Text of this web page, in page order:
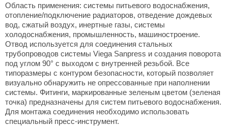
Область применения: системы питьевого водоснабжения,
отопление/подключение радиаторов, отведение дождевых
вод, сжатый воздух, инертные газы, системы
холодоснабжения, промышленность, машиностроение.
Отвод используется для соединения стальных
трубопроводов системы Viega Sanpress и создания поворота
под углом 90° с выходом с внутренней резьбой. Все
типоразмеры с контуром безопасности, который позволяет
визуально обнаружить не опрессованные при наполнении
системы. Фитинги, маркированные зеленым цветом (зеленая
точка) предназначены для систем питьевого водоснабжения.
Для монтажа соединения необходимо использовать
специальный пресс-инструмент.